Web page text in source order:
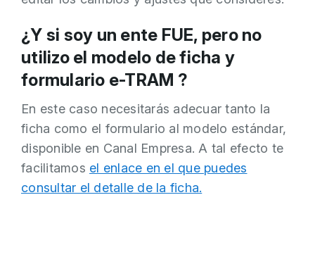
¿Y si soy un ente FUE, pero no
utilizo el modelo de ficha y
formulario e-TRAM ?
En este caso necesitarás adecuar tanto la
ficha como el formulario al modelo estándar,
disponible en Canal Empresa. A tal efecto te
facilitamos el enlace en el que puedes
consultar el detalle de la ficha.